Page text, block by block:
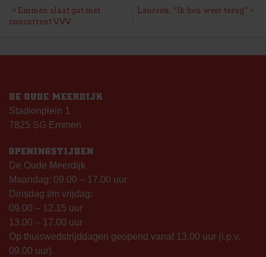
BERICHT
Emmen slaat gat met
concurrent VVV
Laursen: “Ik ben weer terug”
DE OUDE MEERDIJK
Stadionplein 1
7825 SG Emmen
OPENINGSTIJDEN
De Oude Meerdijk
Maandag: 09.00 – 17.00 uur
Dinsdag t/m vrijdag:
09.00 – 12.15 uur
13.00 – 17.00 uur
Op thuiswedstrijddagen geopend vanaf 13.00 uur (i.p.v.
09.00 uur).